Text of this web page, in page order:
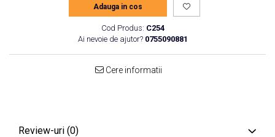
Adauga in cos
Cod Produs: C254
Ai nevoie de ajutor? 0755090881
Cere informatii
Review-uri (0)